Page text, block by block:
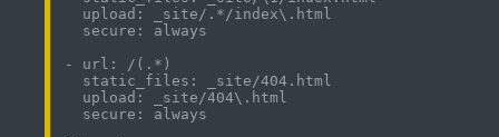
  upload: _site/.*/index\.html
  secure: always
- url: /(.*)
  static_files: _site/404.html
  upload: _site/404\.html
  secure: always